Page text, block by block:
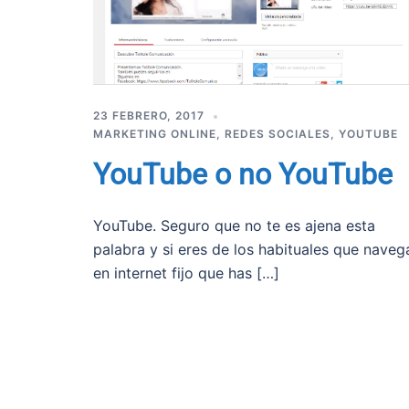
23 FEBRERO, 2017
MARKETING ONLINE, REDES SOCIALES, YOUTUBE
YouTube o no YouTube
YouTube. Seguro que no te es ajena esta
palabra y si eres de los habituales que
en internet fijo que has […]